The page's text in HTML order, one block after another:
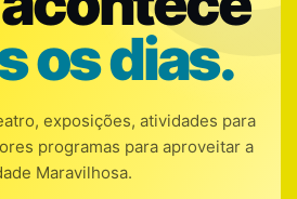
os dias.
exposições, atividades para
programas para aproveitar a
Maravilhosa.